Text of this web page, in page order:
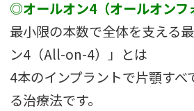
◎オールオン4（オールオンフ
最小限の本数で全体を支える
ン4（All-on-4）」とは
4本のインプラントで片顎すべ
る治療法です。